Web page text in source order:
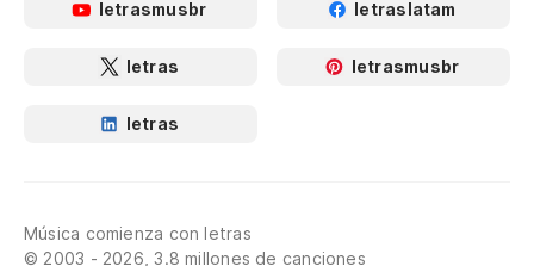
letrasmusbr letraslatam
letras letrasmusbr
letras
Música comienza con letras
© 2003 - 2026, 3.8 millones de canciones